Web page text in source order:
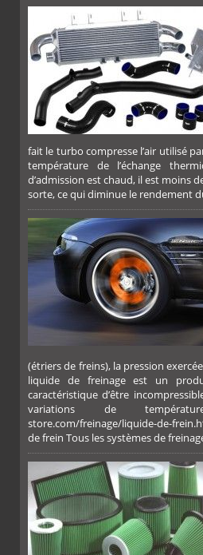
fait le turbo compresse l’air utilisé
température de l’échange
d’admission est chaud, il est moins
sorte, ce qui diminue le rendement
(étriers de freins), la pression
liquide de freinage est un
caractéristique d’être
variations de
store.com/freinage/liquide-de-
de frein Tous les systèmes de